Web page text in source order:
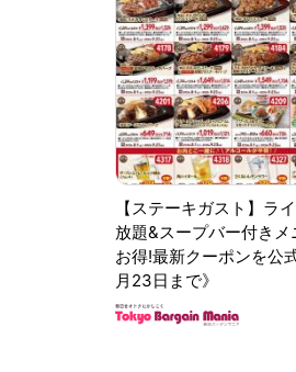
【ステーキガスト】ラ
放題&スープバー付きメ
お得!最新クーポンを公
月23日まで》